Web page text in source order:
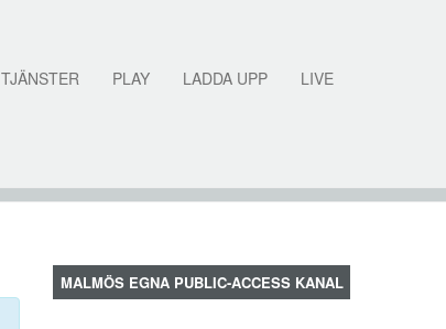
TJÄNSTER PLAY LADDA UPP LIVE
MALMÖS EGNA PUBLIC-ACCESS KANAL